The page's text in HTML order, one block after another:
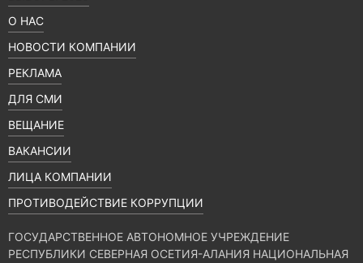
О НАС
НОВОСТИ КОМПАНИИ
РЕКЛАМА
ДЛЯ СМИ
ВЕЩАНИЕ
ВАКАНСИИ
ЛИЦА КОМПАНИИ
ПРОТИВОДЕЙСТВИЕ КОРРУПЦИИ
ГОСУДАРСТВЕННОЕ АВТОНОМНОЕ УЧРЕЖДЕНИЕ
РЕСПУБЛИКИ СЕВЕРНАЯ ОСЕТИЯ-АЛАНИЯ НАЦИОНАЛЬНАЯ